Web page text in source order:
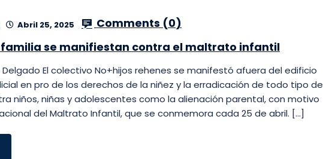
Abril 25, 2025 Comments (0)
familia se manifiestan contra el maltrato infantil
Delgado El colectivo No+hijos rehenes se manifestó afuera del edificio
en pro de los derechos de la niñez y la erradicación de todo tipo de
niños, niñas y adolescentes como la alienación parental, con motivo
del Maltrato Infantil, que se conmemora cada 25 de abril. […]